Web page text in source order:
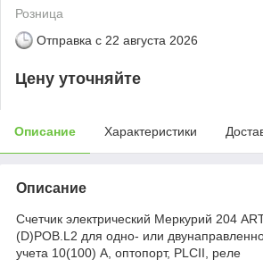
Розница
Отправка с 22 августа 2026
Цену уточняйте
Описание Характеристики
Описание
Счетчик электрический Меркурий 204
(D)POB.L2 для одно- или
учета 10(100) А, оптопорт, PLСII, реле